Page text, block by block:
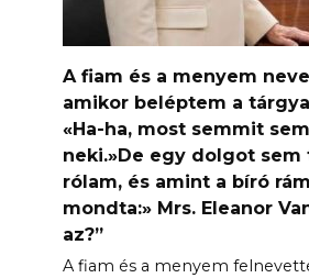
A fiam és a menyem
amikor beléptem a
«Ha-ha, most semmit
neki.»De egy dolgot sem
rólam, és amint a bíró
mondta:» Mrs. Eleanor
az?”
A fiam és a menyem